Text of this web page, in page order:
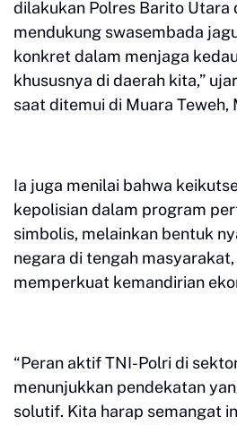
dilakukan Polres Barito Utara
mendukung swasembada
konkret dalam menjaga
khususnya di daerah kita,”
saat ditemui di Muara
Ia juga menilai bahwa
kepolisian dalam program
simbolis, melainkan bentuk
negara di tengah
memperkuat kemandirian
“Peran aktif TNI-Polri di
menunjukkan pendekatan
solutif. Kita harap semangat